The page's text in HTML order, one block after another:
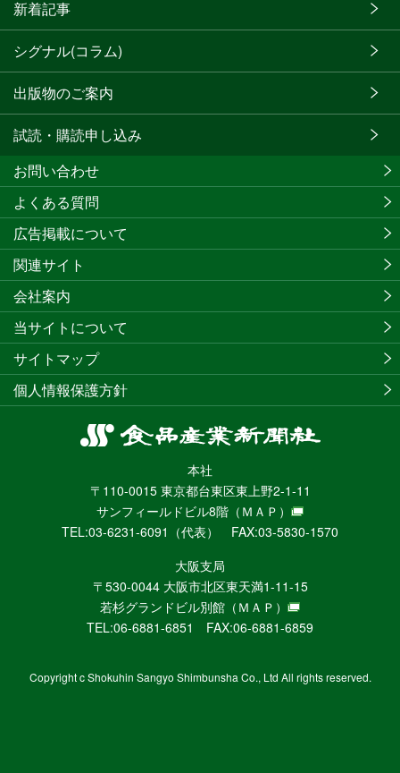
新着記事
シグナル(コラム)
出版物のご案内
試読・購読申し込み
食
産
業
新
聞
社
ニ
ュ
ー
WEB
本社
〒110-0015 東京都台東区東上野2-1-11
サンフィールドビル8階 （ＭＡＰ）
TEL:03-6231-6091（代表） FAX:03-5830-1570
大阪支局
〒530-0044 大阪市北区東天満1-11-15
若杉グランドビル別館 （ＭＡＰ）
TEL:06-6881-6851 FAX:06-6881-6859
お問い合わせ
よくある質問
広告掲載について
関連サイト
会社案内
当サイトについて
サイトマップ
個人情報保護方針
Copyright c Shokuhin Sangyo Shimbunsha Co., Ltd All rights reserved.